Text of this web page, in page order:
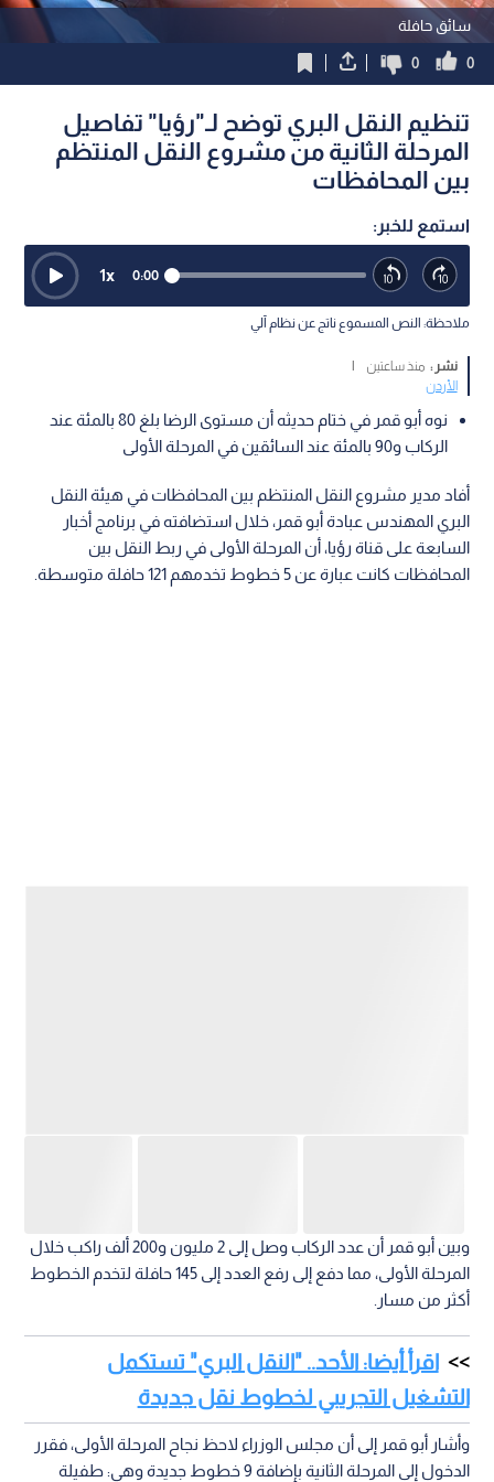
سائق حافلة
0
0
تنظيم النقل البري توضح لـ"رؤيا" تفاصيل
المرحلة الثانية من مشروع النقل المنتظم
بين المحافظات
استمع للخبر:
0:00
1x
ملاحظة: النص المسموع ناتج عن نظام آلي
نشر : منذ ساعتين
|
الأردن
نوه أبو قمر في ختام حديثه أن مستوى الرضا بلغ 80 بالمئة عند
الركاب و90 بالمئة عند السائقين في المرحلة الأولى
أفاد مدير مشروع النقل المنتظم بين المحافظات في هيئة النقل
البري المهندس عبادة أبو قمر، خلال استضافته في برنامج أخبار
السابعة على قناة رؤيا، أن المرحلة الأولى في ربط النقل بين
المحافظات كانت عبارة عن 5 خطوط تخدمهم 121 حافلة متوسطة.
وبين أبو قمر أن عدد الركاب وصل إلى 2 مليون و200 ألف راكب خلال
المرحلة الأولى، مما دفع إلى رفع العدد إلى 145 حافلة لتخدم الخطوط
أكثر من مسار.
اقرأ أيضا: الأحد.. "النقل البري" تستكمل
التشغيل التجريبي لخطوط نقل جديدة
وأشار أبو قمر إلى أن مجلس الوزراء لاحظ نجاح المرحلة الأولى، فقرر
الدخول إلى المرحلة الثانية بإضافة 9 خطوط جديدة وهي: طفيلة